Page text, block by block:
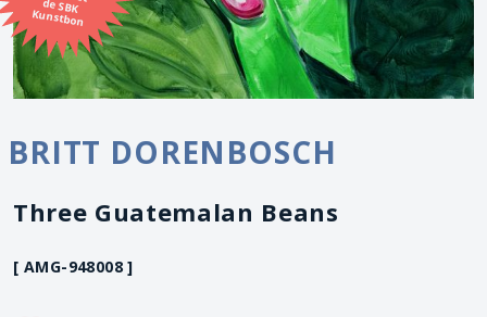
Kunstbon
BRITT DORENBOSCH
Three Guatemalan Beans
[ AMG-948008 ]